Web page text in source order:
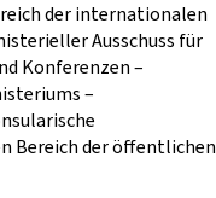
der internationalen
Ausschuss für
Konferenzen –
–
Bereich der öffentlichen